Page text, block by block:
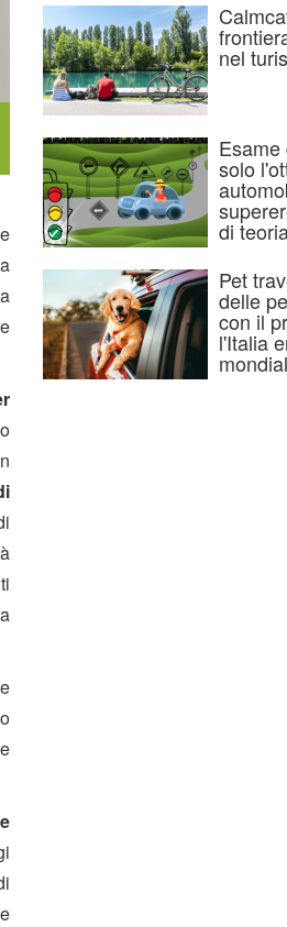
nel
Esame
solo
di
Pet
delle
con il
l'Italia